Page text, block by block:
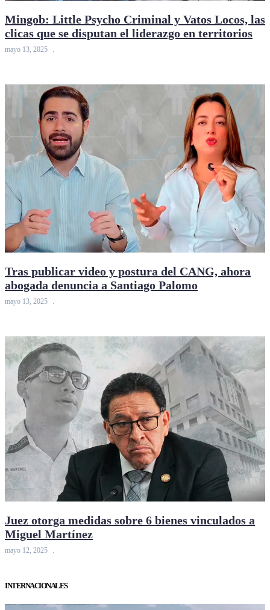
Mingob: Little Psycho Criminal y Vatos Locos, las
clicas que se disputan el liderazgo en territorios
mayo 13, 2025
Tras publicar video y postura del CANG, ahora
abogada denuncia a Santiago Palomo
mayo 13, 2025
Juez otorga medidas sobre 6 bienes vinculados a
Miguel Martínez
mayo 12, 2025
INTERNACIONALES